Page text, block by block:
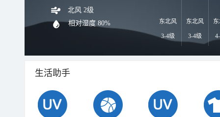
北风 2级
相对湿度 80% 东北风
3-4级
东北风
3-4级
生活助手